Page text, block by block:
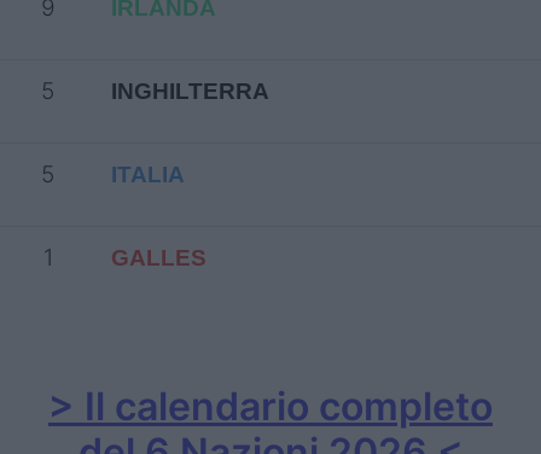
9 IRLANDA
5 INGHILTERRA
5 ITALIA
1 GALLES
> Il calendario completo